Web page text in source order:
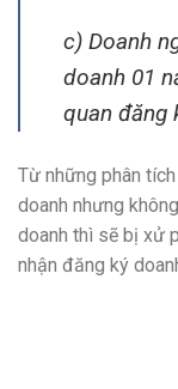
c) Doanh
doanh 01
quan đăng
Từ những phân
doanh nhưng
doanh thì sẽ bị xử
nhận đăng ký